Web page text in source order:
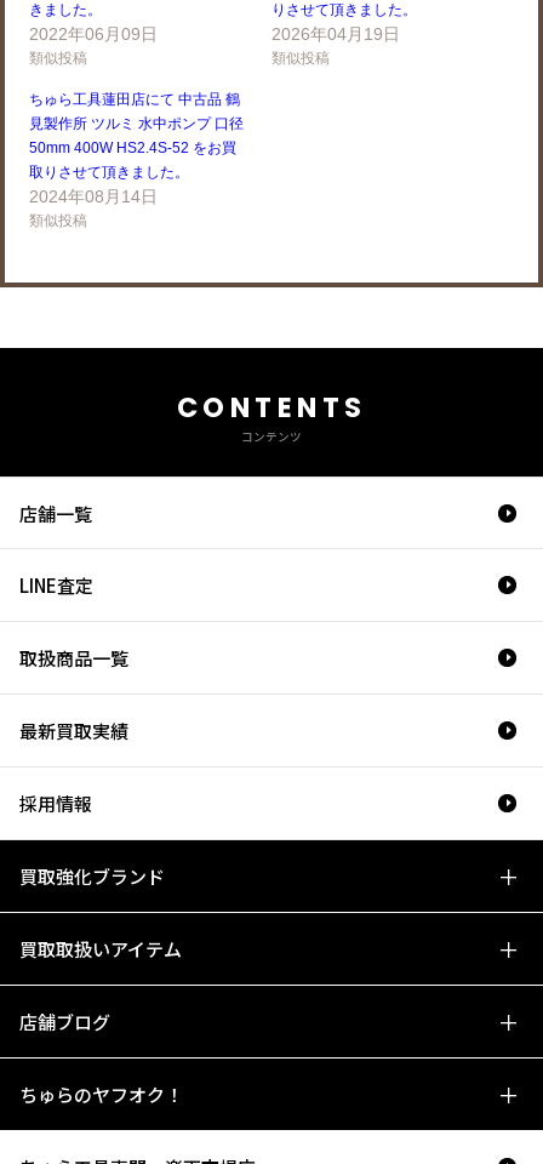
きました。
2022年06月09日
類似投稿
りさせて頂きました。
2026年04月19日
類似投稿
ちゅら工具蓮田店にて 中古品 鶴
見製作所 ツルミ 水中ポンプ 口径
50mm 400W HS2.4S-52 をお買
取りさせて頂きました。
2024年08月14日
類似投稿
CONTENTS
コンテンツ
店舗一覧
LINE査定
取扱商品一覧
最新買取実績
採用情報
買取強化ブランド
買取取扱いアイテム
店舗ブログ
ちゅらのヤフオク！